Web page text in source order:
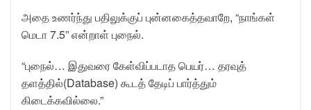
அதை உணர்ந்து பதிலுக்குப் புன்னகைத்தவாறே, “நாங்கள்
மெடா 7.5” என்றாள் புநைல்.
“புநைல்… இதுவரை கேள்விப்படாத பெயர்… தரவுத்
தளத்தில்(Database) கூடத் தேடிப் பார்த்தும்
கிடைக்கவில்லை.”